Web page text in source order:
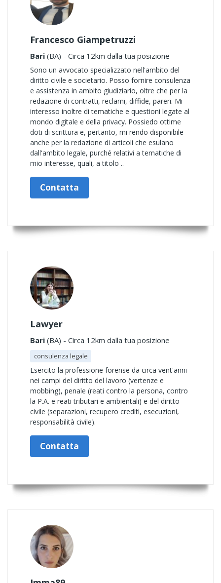
Francesco Giampetruzzi
Bari (BA) - Circa 12km dalla tua posizione
Sono un avvocato specializzato nell'ambito del
diritto civile e societario. Posso fornire consulenza
e assistenza in ambito giudiziario, oltre che per la
redazione di contratti, reclami, diffide, pareri. Mi
interesso inoltre di tematiche e questioni legate al
mondo digitale e della privacy. Possiedo ottime
doti di scrittura e, pertanto, mi rendo disponibile
anche per la redazione di articoli che esulano
dall'ambito legale, purché relativi a tematiche di
mio interesse, quali, a titolo ..
Contatta
Lawyer
Bari (BA) - Circa 12km dalla tua posizione
consulenza legale
Esercito la professione forense da circa vent'anni
nei campi del diritto del lavoro (vertenze e
mobbing), penale (reati contro la persona, contro
la P.A. e reati tributari e ambientali) e del diritto
civile (separazioni, recupero crediti, esecuzioni,
responsabilità civile).
Contatta